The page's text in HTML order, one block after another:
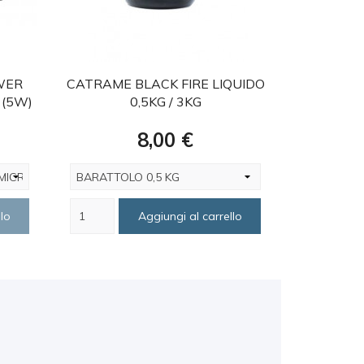
favorite
CATRAME BLACK FIRE LIQUIDO
0,5KG / 3KG
Prezzo
8,00 €
Aggiungi al carrello